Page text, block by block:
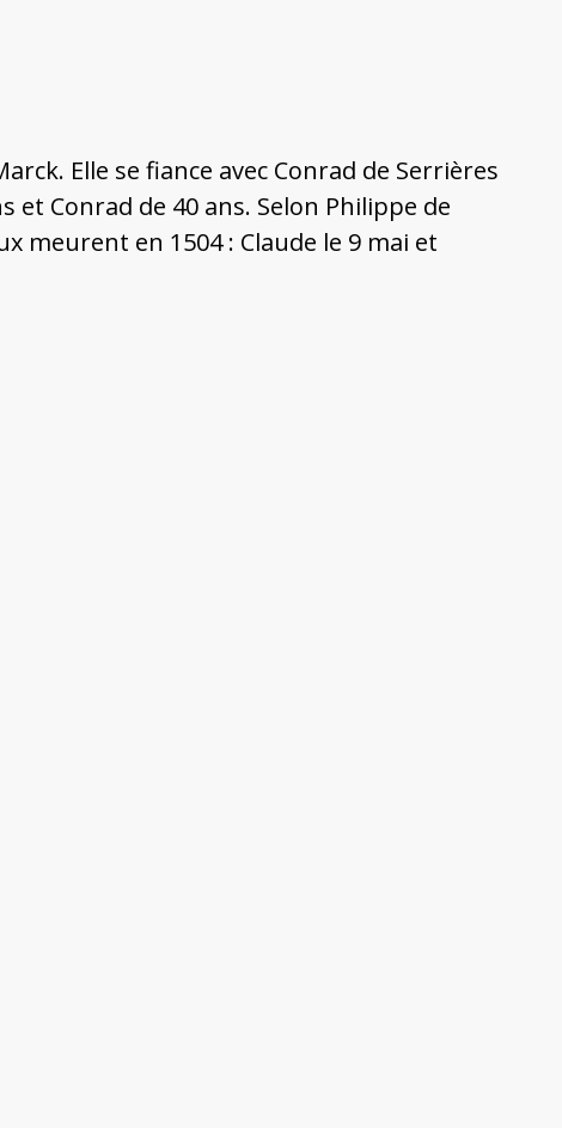
Elle se fiance avec Conrad de Serrières
et Conrad de 40 ans. Selon Philippe de
meurent en 1504 : Claude le 9 mai et